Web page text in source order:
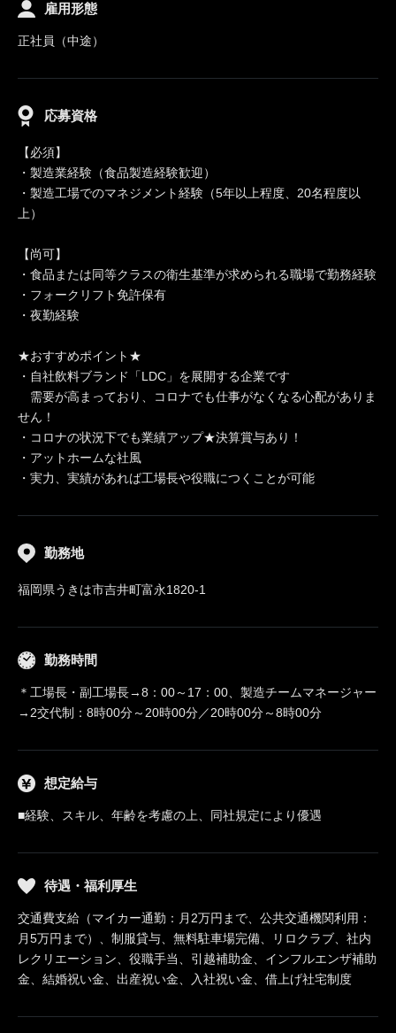
雇用形態
正社員（中途）
応募資格
【必須】
・製造業経験（食品製造経験歓迎）
・製造工場でのマネジメント経験（5年以上程度、20名程度以
上）
【尚可】
・食品または同等クラスの衛生基準が求められる職場で勤務経験
・フォークリフト免許保有
・夜勤経験
★おすすめポイント★
・自社飲料ブランド「LDC」を展開する企業です
需要が高まっており、コロナでも仕事がなくなる心配がありま
せん！
・コロナの状況下でも業績アップ★決算賞与あり！
・アットホームな社風
・実力、実績があれば工場長や役職につくことが可能
勤務地
福岡県うきは市吉井町富永1820-1
勤務時間
＊工場長・副工場長→8：00～17：00、製造チームマネージャー
→2交代制：8時00分～20時00分／20時00分～8時00分
想定給与
■経験、スキル、年齢を考慮の上、同社規定により優遇
待遇・福利厚生
交通費支給（マイカー通勤：月2万円まで、公共交通機関利用：
月5万円まで）、制服貸与、無料駐車場完備、リロクラブ、社内
レクリエーション、役職手当、引越補助金、インフルエンザ補助
金、結婚祝い金、出産祝い金、入社祝い金、借上げ社宅制度